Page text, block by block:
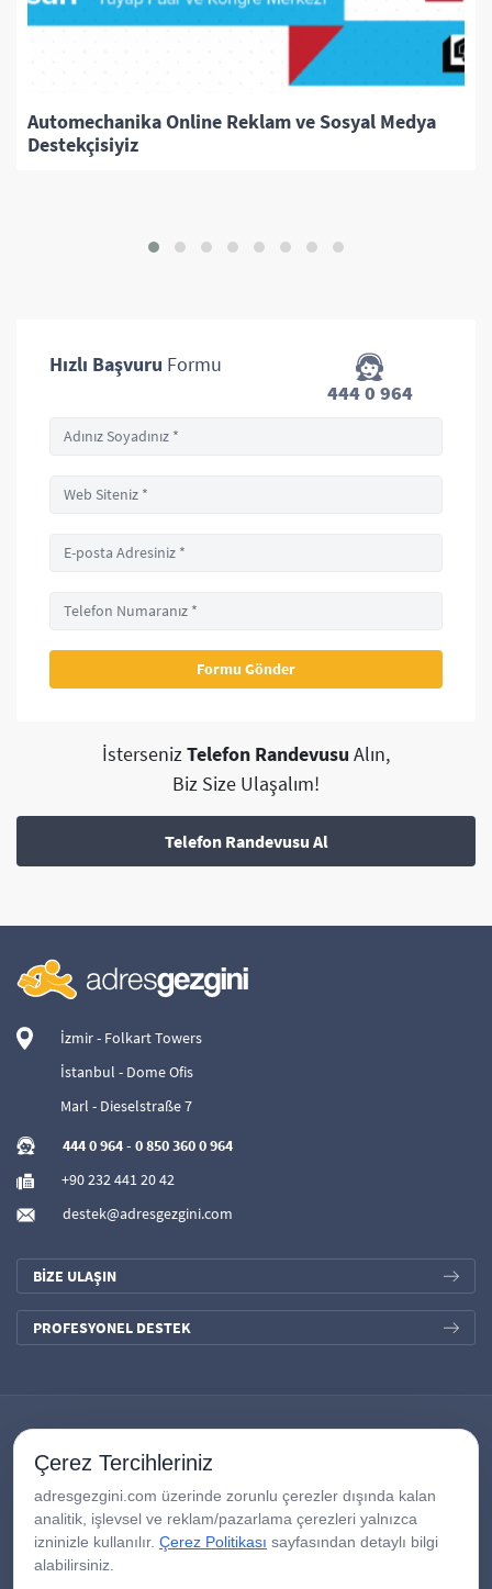
Hızlı Başvuru Formu
444 0 964
İsterseniz Telefon Randevusu Alın,
Biz Size Ulaşalım!
Telefon Randevusu Al
İzmir - Folkart Towers
İstanbul - Dome Ofis
Marl - Dieselstraße 7
444 0 964- 0 850 360 0 964
+90 232 441 20 42
destek@adresgezgini.com
BİZE ULAŞIN
PROFESYONEL DESTEK
Çerez Tercihleriniz
adresgezgini.com üzerinde zorunlu çerezler dışında kalan
analitik, işlevsel ve reklam/pazarlama çerezleri yalnızca
izninizle kullanılır. Çerez Politikası sayfasından detaylı bilgi
alabilirsiniz.